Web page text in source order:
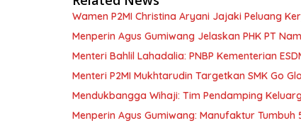
Wamen P2MI Christina Aryani Jajaki Peluang
Menperin Agus Gumiwang Jelaskan PHK PT
Menteri Bahlil Lahadalia: PNBP Kementerian
Menteri P2MI Mukhtarudin Targetkan SMK Go
Mendukbangga Wihaji: Tim Pendamping
Menperin Agus Gumiwang: Manufaktur